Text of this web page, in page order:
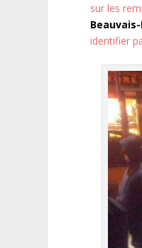
sur les
identifier